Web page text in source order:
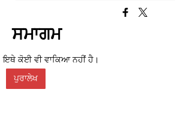
ਸਮਾਗਮ
ਇਥੇ ਕੋਈ ਵੀ ਵਾਕਿਆ ਨਹੀਂ ਹੈ।
ਪੁਰਾਲੇਖ